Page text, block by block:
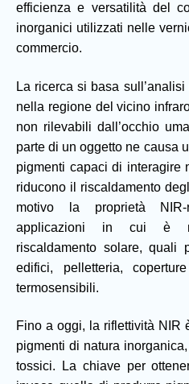
efficienza e versatilità del
inorganici utilizzati nelle
commercio.
La ricerca si basa
nella regione del vicino
non rilevabili dall’occhio
parte di un oggetto ne causa
pigmenti capaci di interagire
riducono il riscaldamento
motivo la proprietà
applicazioni in cui è
riscaldamento solare, quali
edifici, pelletteria,
termosensibili.
Fino a oggi, la riflettività NIR
pigmenti di natura
tossici. La chiave per